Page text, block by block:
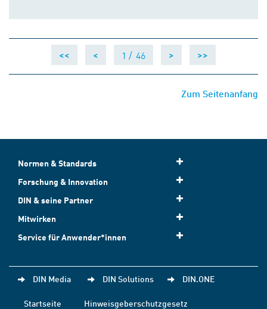
<< < 1 / 46 > >>
Zum Seitenanfang
Normen & Standards
Forschung & Innovation
DIN & seine Partner
Mitwirken
Service für Anwender*innen
DIN Media DIN Solutions DIN.ONE
Startseite
Hinweisgeberschutzgesetz